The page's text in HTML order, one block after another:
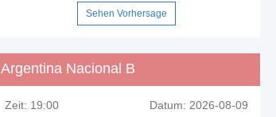
Sehen Vorhersage
Argentina Nacional B
Zeit: 19:00 Datum: 2026-08-09